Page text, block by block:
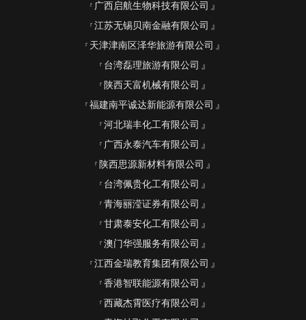
广西启航生物科技有限公司
江苏无锡贝南金融有限公司
天津津南区泽华旅游有限公司
台湾磊理旅游有限公司
陕西天富机械有限公司
福建南平诚达新能源有限公司
河北瑞丰化工有限公司
广西永泰汽车有限公司
陕西思源新材料有限公司
台湾佩贵化工有限公司
青海丽滢证券有限公司
甘肃泰安化工有限公司
澳门华强服务有限公司
江西金瑞教育集团有限公司
香港智联能源有限公司
西藏杰霄医疗有限公司